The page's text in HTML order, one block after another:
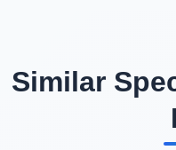
Similar